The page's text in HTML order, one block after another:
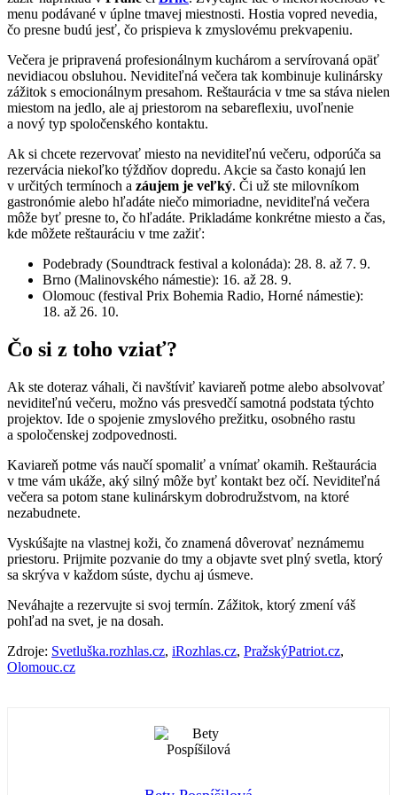
menu podávané v úplne tmavej miestnosti. Hostia vopred nevedia,
čo presne budú jesť, čo prispieva k zmyslovému prekvapeniu.
Večera je pripravená profesionálnym kuchárom a servírovaná opäť
nevidiacou obsluhou. Neviditeľná večera tak kombinuje kulinársky
zážitok s emocionálnym presahom. Reštaurácia v tme sa stáva nielen
miestom na jedlo, ale aj priestorom na sebareflexiu, uvoľnenie
a nový typ spoločenského kontaktu.
Ak si chcete rezervovať miesto na neviditeľnú večeru, odporúča sa
rezervácia niekoľko týždňov dopredu. Akcie sa často konajú len
v určitých termínoch a záujem je veľký. Či už ste milovníkom
gastronómie alebo hľadáte niečo mimoriadne, neviditeľná večera
môže byť presne to, čo hľadáte. Prikladáme konkrétne miesto a čas,
kde môžete reštauráciu v tme zažiť:
Podebrady (Soundtrack festival a kolonáda): 28. 8. až 7. 9.
Brno (Malinovského námestie): 16. až 28. 9.
Olomouc (festival Prix Bohemia Radio, Horné námestie):
18. až 26. 10.
Čo si z toho vziať?
Ak ste doteraz váhali, či navštíviť kaviareň potme alebo absolvovať
neviditeľnú večeru, možno vás presvedčí samotná podstata týchto
projektov. Ide o spojenie zmyslového prežitku, osobného rastu
a spoločenskej zodpovednosti.
Kaviareň potme vás naučí spomaliť a vnímať okamih. Reštaurácia
v tme vám ukáže, aký silný môže byť kontakt bez očí. Neviditeľná
večera sa potom stane kulinárskym dobrodružstvom, na ktoré
nezabudnete.
Vyskúšajte na vlastnej koži, čo znamená dôverovať neznámemu
priestoru. Prijmite pozvanie do tmy a objavte svet plný svetla, ktorý
sa skrýva v každom súste, dychu aj úsmeve.
Neváhajte a rezervujte si svoj termín. Zážitok, ktorý zmení váš
pohľad na svet, je na dosah.
Zdroje: Svetluška.rozhlas.cz, iRozhlas.cz, PražskýPatriot.cz,
Olomouc.cz